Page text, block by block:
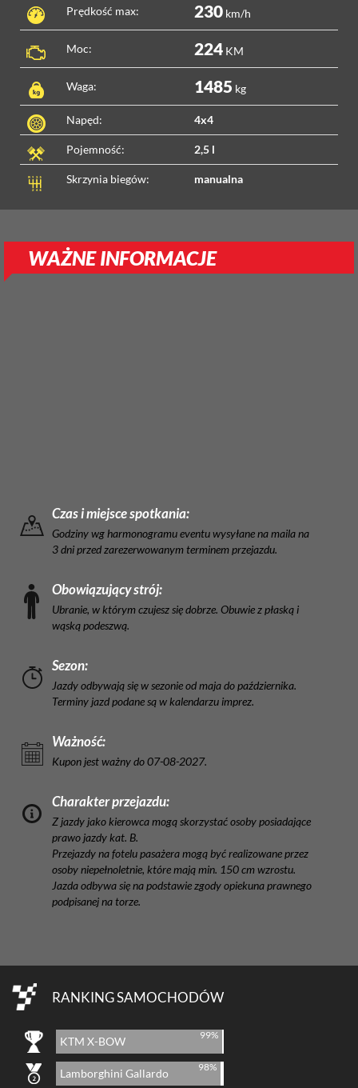
Prędkość max: 230 km/h
Moc: 224 KM
Waga: 1485 kg
Napęd: 4x4
Pojemność: 2,5 l
Skrzynia biegów: manualna
WAŻNE INFORMACJE
Czas i miejsce spotkania:
Godziny wg harmonogramu eventu wysyłane na maila na
3 dni przed zarezerwowanym terminem przejazdu.
Obowiązujący strój:
Ubranie, w którym czujesz się dobrze. Obuwie z płaską i
wąską podeszwą.
Sezon:
Jazdy odbywają się w sezonie od maja do października.
Terminy jazd podane są w kalendarzu imprez.
Ważność:
Kupon jest ważny do 07-08-2027.
Charakter przejazdu:
Z jazdy jako kierowca mogą skorzystać osoby posiadające
prawo jazdy kat. B.
Przejazdy na fotelu pasażera mogą być realizowane przez
osoby niepełnoletnie, które mają min. 150 cm wzrostu.
Jazda odbywa się na podstawie zgody opiekuna prawnego
podpisanej na torze.
RANKING SAMOCHODÓW
99%
KTM X-BOW
98%
Lamborghini Gallardo